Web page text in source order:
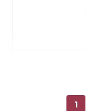
1